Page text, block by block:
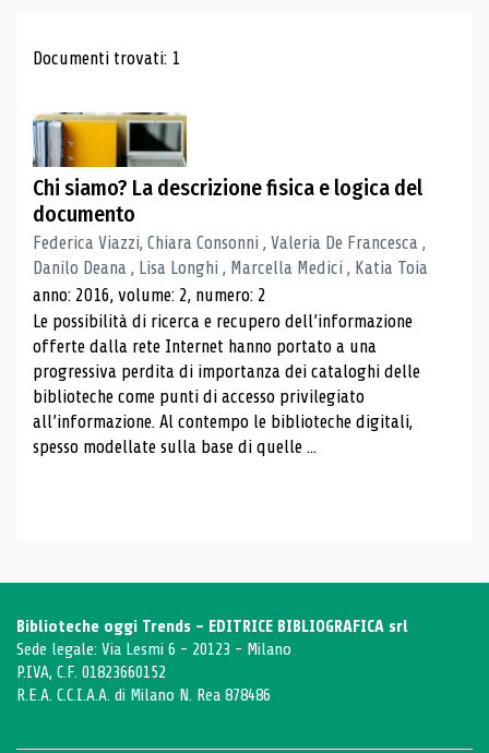
Risultati di ricerca
Documenti trovati: 1
Chi siamo? La descrizione fisica e logica del
documento
Federica Viazzi, Chiara Consonni , Valeria De Francesca ,
Danilo Deana , Lisa Longhi , Marcella Medici , Katia Toia
anno: 2016, volume: 2, numero: 2
Le possibilità di ricerca e recupero dell’informazione
offerte dalla rete Internet hanno portato a una
progressiva perdita di importanza dei cataloghi delle
biblioteche come punti di accesso privilegiato
all’informazione. Al contempo le biblioteche digitali,
spesso modellate sulla base di quelle ...
Biblioteche oggi Trends - EDITRICE BIBLIOGRAFICA srl
Sede legale: Via Lesmi 6 - 20123 - Milano
P.IVA, C.F. 01823660152
R.E.A. C.C.I.A.A. di Milano N. Rea 878486